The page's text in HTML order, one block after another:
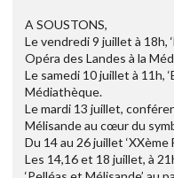
A SOUSTONS,
Le vendredi 9 juillet à 18h,
Opéra des Landes à la
Le samedi 10 juillet à 11h,
Médiathèque.
Le mardi 13 juillet,
Mélisande au cœur du
Du 14 au 26 juillet ‘XXème
Les 14,16 et 18 juillet, à